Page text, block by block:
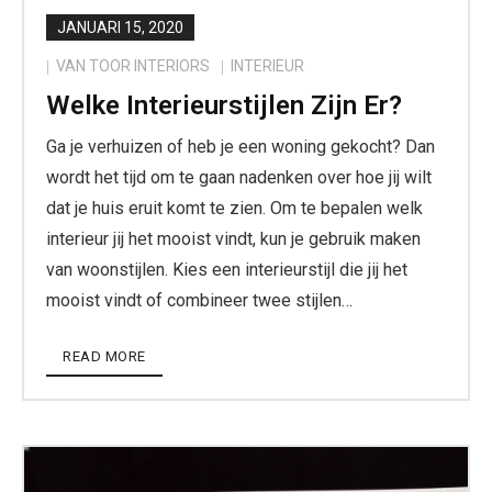
JANUARI 15, 2020
VAN TOOR INTERIORS INTERIEUR
Welke Interieurstijlen Zijn Er?
Ga je verhuizen of heb je een woning gekocht? Dan
wordt het tijd om te gaan nadenken over hoe jij wilt
dat je huis eruit komt te zien. Om te bepalen welk
interieur jij het mooist vindt, kun je gebruik maken
van woonstijlen. Kies een interieurstijl die jij het
mooist vindt of combineer twee stijlen…
READ MORE